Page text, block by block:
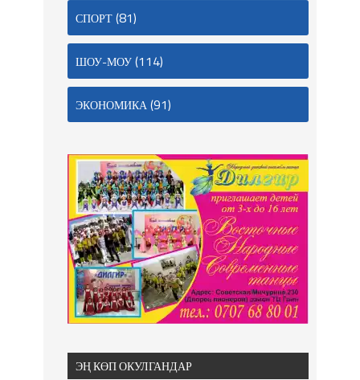
СПОРТ(81)
ШОУ-МОУ(114)
ЭКОНОМИКА(91)
ЭҢ КӨП ОКУЛГАНДАР